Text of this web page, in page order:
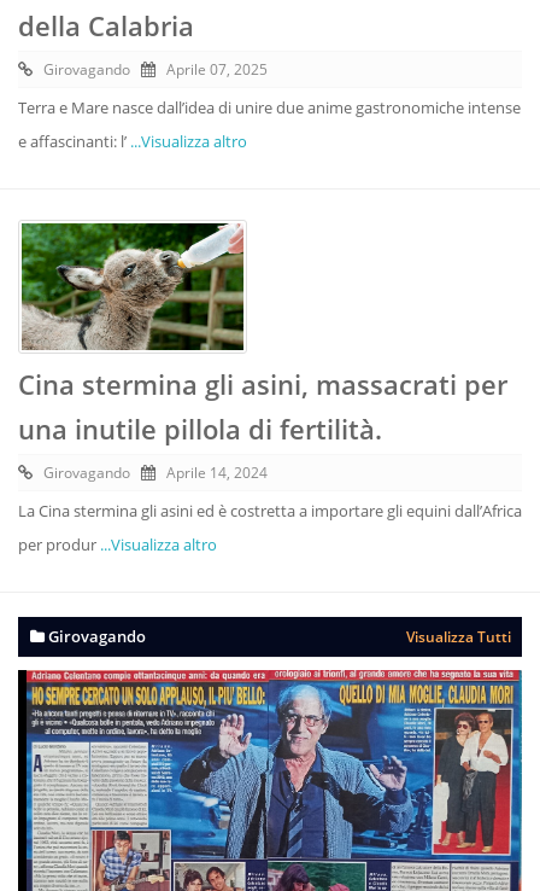
della Calabria
Girovagando Aprile 07, 2025
Terra e Mare nasce dall’idea di unire due anime gastronomiche intense
e affascinanti: l’ ...Visualizza altro
Cina stermina gli asini, massacrati per
una inutile pillola di fertilità.
Girovagando Aprile 14, 2024
La Cina stermina gli asini ed è costretta a importare gli equini dall’Africa
per produr ...Visualizza altro
Girovagando Visualizza Tutti